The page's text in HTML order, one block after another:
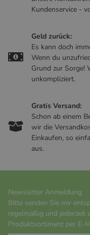
Kundenservice -
Geld zurück:
Es kann doch
Wenn du
Grund zur Sorge!
unkompliziert.
Gratis Versand:
Schon ab einem
wir die
Einkaufen, so
aus.
Newsletter Anmeldung
Bitte senden Sie mir
regelmäßig und
Produktsortiment per E-